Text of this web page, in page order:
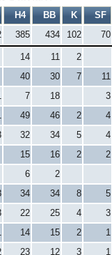
H4 BB K SF
385 434 102 70
14 11 2
40 30 7 11
7 18 3
49 46 2 4
32 34 5 4
15 16 2 2
6 2
34 34 8 5
22 25 4 3
14 15 2 1
23 12 3 1